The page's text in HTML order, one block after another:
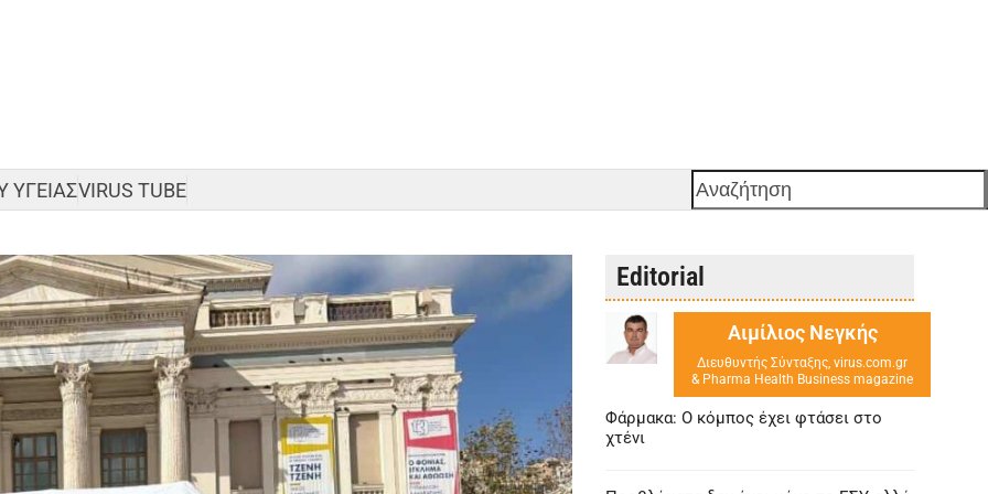
ΥΓΕΙΑΣVIRUS TUBE Αναζήτηση
Editorial
Αιμίλιος Νεγκής
Διευθυντής Σύνταξης, virus.com.gr
& Pharma Health Business magazine
Φάρμακα: Ο κόμπος έχει φτάσει στο
χτένι